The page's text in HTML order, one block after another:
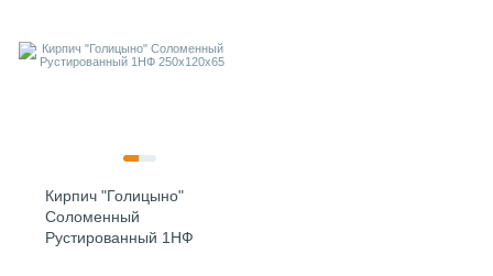
Кирпич "Голицыно"
Соломенный
Рустированный 1НФ